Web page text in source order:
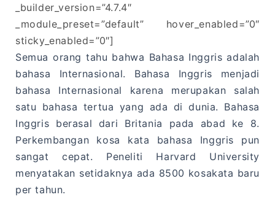
_builder_version=”4.7.4″
_module_preset=”default” hover_enabled=”0″
sticky_enabled=”0″]
Semua orang tahu bahwa Bahasa Inggris adalah
bahasa Internasional. Bahasa Inggris menjadi
bahasa Internasional karena merupakan salah
satu bahasa tertua yang ada di dunia. Bahasa
Inggris berasal dari Britania pada abad ke 8.
Perkembangan kosa kata bahasa Inggris pun
sangat cepat. Peneliti Harvard University
menyatakan setidaknya ada 8500 kosakata baru
per tahun.